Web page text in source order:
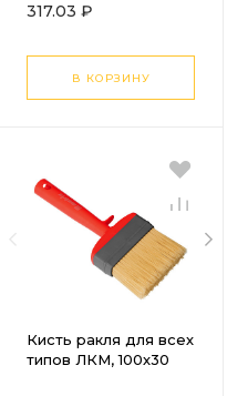
рукоятка Matrix
317.03 ₽
В КОРЗИНУ
Кисть ракля для всех
типов ЛКМ, 100х30